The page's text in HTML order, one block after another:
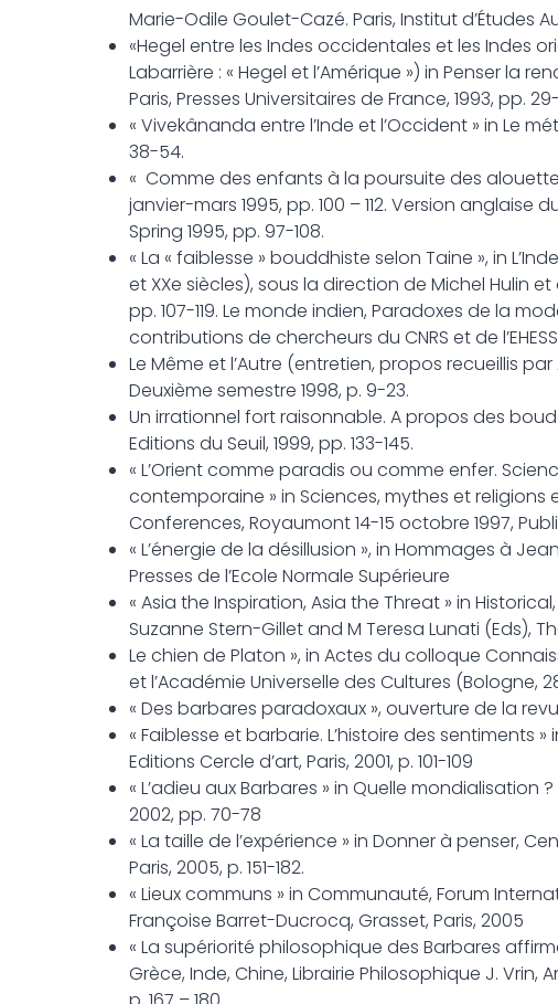
Marie-Odile Goulet-Cazé. Paris, Institut d’Études
«Hegel entre les Indes occidentales et les Indes
Labarrière : « Hegel et l’Amérique ») in Penser la
Paris, Presses Universitaires de France, 1993, pp.
« Vivekânanda entre l’Inde et l’Occident » in Le
38-54.
« Comme des enfants à la poursuite des
janvier-mars 1995, pp. 100 – 112. Version anglaise
Spring 1995, pp. 97-108.
« La « faiblesse » bouddhiste selon Taine », in
et XXe siècles), sous la direction de Michel Hulin
pp. 107-119. Le monde indien, Paradoxes de la
contributions de chercheurs du CNRS et de
Le Même et l’Autre (entretien, propos recueillis
Deuxième semestre 1998, p. 9-23.
Un irrationnel fort raisonnable. A propos des
Editions du Seuil, 1999, pp. 133-145.
« L’Orient comme paradis ou comme enfer.
contemporaine » in Sciences, mythes et religions
Conferences, Royaumont 14-15 octobre 1997,
« L’énergie de la désillusion », in Hommages à
Presses de l’Ecole Normale Supérieure
« Asia the Inspiration, Asia the Threat » in
Suzanne Stern-Gillet and M Teresa Lunati (Eds),
Le chien de Platon », in Actes du colloque
et l’Académie Universelle des Cultures (Bologne,
« Des barbares paradoxaux », ouverture de la
« Faiblesse et barbarie. L’histoire des sentiments
Editions Cercle d’art, Paris, 2001, p. 101-109
« L’adieu aux Barbares » in Quelle mondialisation
2002, pp. 70-78
« La taille de l’expérience » in Donner à penser,
Paris, 2005, p. 151-182.
« Lieux communs » in Communauté, Forum
Françoise Barret-Ducrocq, Grasset, Paris, 2005
« La supériorité philosophique des Barbares
Grèce, Inde, Chine, Librairie Philosophique J. Vrin,